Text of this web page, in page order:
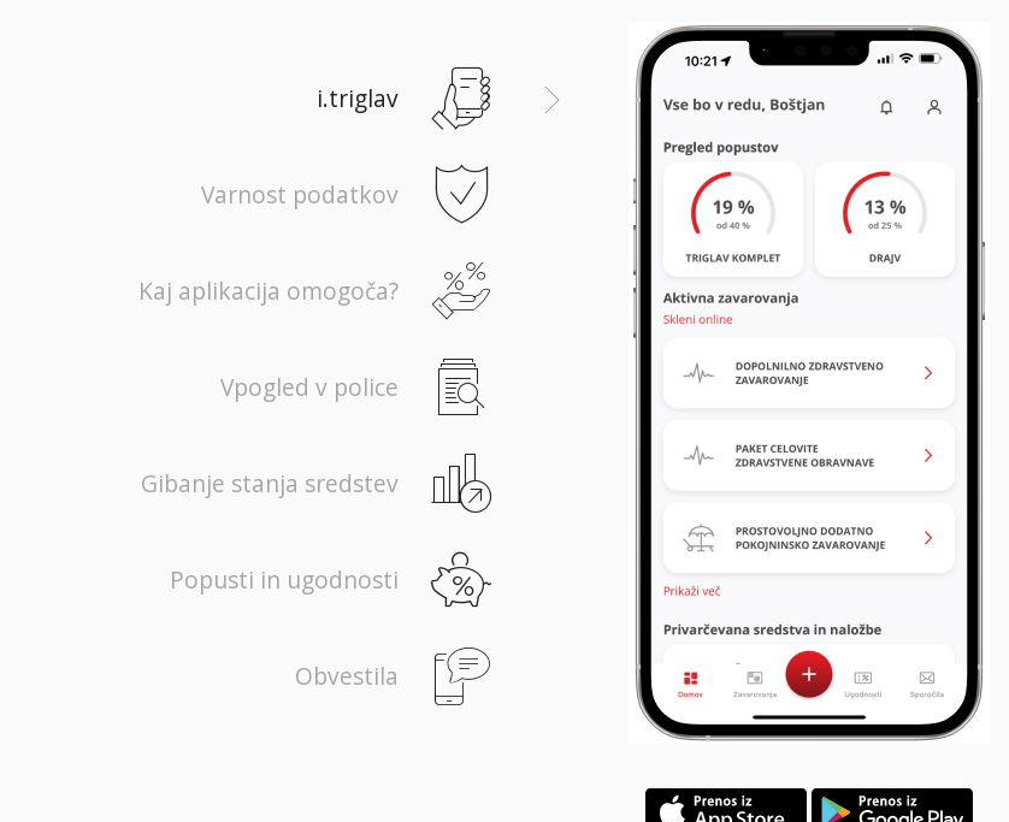
i.triglav
Varnost podatkov
Kaj aplikacija omogoča?
Vpogled v police
Gibanje stanja sredstev
Popusti in ugodnosti
Obvestila